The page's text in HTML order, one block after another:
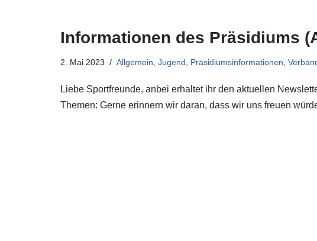
Informationen des Präsidiums
2. Mai 2023 Allgemein Jugend Präsidiumsinformationen
Liebe Sportfreunde, anbei erhaltet ihr den aktuellen
Themen: Gerne erinnern wir daran, dass wir uns freuen